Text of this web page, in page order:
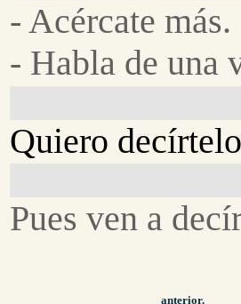
- Acércate más.
- Habla de una
Quiero
Pues ven a
anterior.